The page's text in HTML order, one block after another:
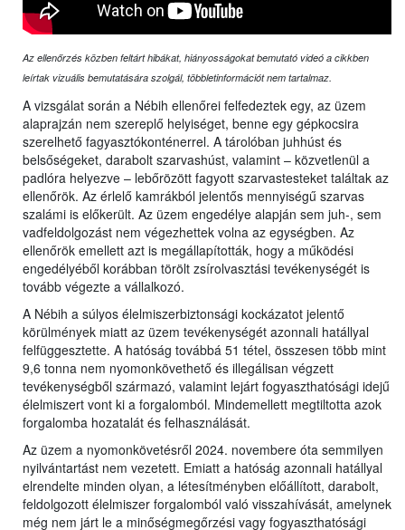
Az ellenőrzés közben feltárt hibákat, hiányosságokat bemutató videó a cikkben
leírtak vizuális bemutatására szolgál, többletinformációt nem tartalmaz.
A vizsgálat során a Nébih ellenőrei felfedeztek egy, az üzem
alaprajzán nem szereplő helyiséget, benne egy gépkocsira
szerelhető fagyasztókonténerrel. A tárolóban juhhúst és
belsőségeket, darabolt szarvashúst, valamint – közvetlenül a
padlóra helyezve – lebőrözött fagyott szarvastesteket találtak az
ellenőrök. Az érlelő kamrákból jelentős mennyiségű szarvas
szalámi is előkerült. Az üzem engedélye alapján sem juh-, sem
vadfeldolgozást nem végezhettek volna az egységben. Az
ellenőrök emellett azt is megállapították, hogy a működési
engedélyéből korábban törölt zsírolvasztási tevékenységét is
tovább végezte a vállalkozó.
A Nébih a súlyos élelmiszerbiztonsági kockázatot jelentő
körülmények miatt az üzem tevékenységét azonnali hatállyal
felfüggesztette. A hatóság továbbá 51 tétel, összesen több mint
9,6 tonna nem nyomonkövethető és illegálisan végzett
tevékenységből származó, valamint lejárt fogyaszthatósági idejű
élelmiszert vont ki a forgalomból. Mindemellett megtiltotta azok
forgalomba hozatalát és felhasználását.
Az üzem a nyomonkövetésről 2024. novembere óta semmilyen
nyilvántartást nem vezetett. Emiatt a hatóság azonnali hatállyal
elrendelte minden olyan, a létesítményben előállított, darabolt,
feldolgozott élelmiszer forgalomból való visszahívását, amelynek
még nem járt le a minőségmegőrzési vagy fogyaszthatósági